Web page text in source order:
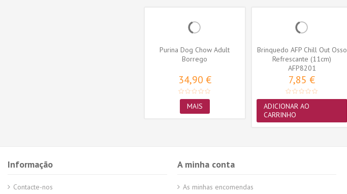
Purina Dog Chow Adult
Borrego
34,90 €
MAIS
Brinquedo AFP Chill Out Osso
Refrescante (11cm)
AFP8201
7,85 €
ADICIONAR AO
CARRINHO
Informação
Contacte-nos
A minha conta
As minhas encomendas